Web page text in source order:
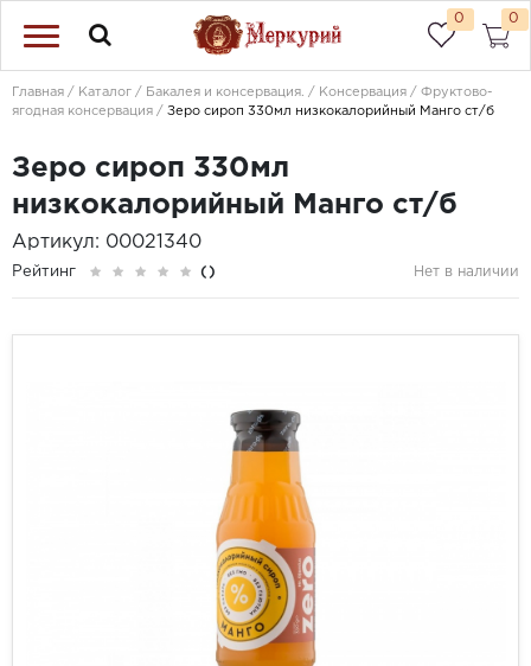
0 0
Главная Каталог Бакалея и консервация. Консервация
Фруктово-
ягодная консервация
Зеро сироп 330мл низкокалорийный Манго ст/б
Зеро сироп 330мл
низкокалорийный Манго ст/б
Артикул: 00021340
Рейтинг () Нет в наличии